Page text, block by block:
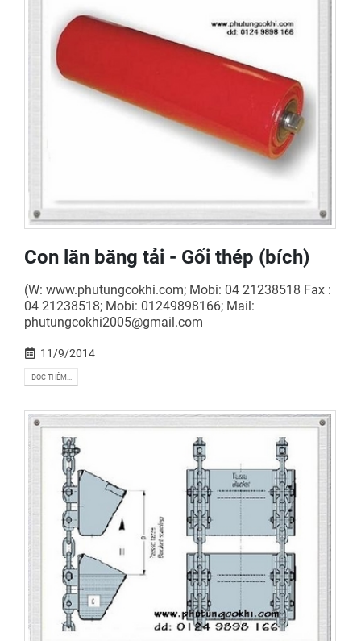
Con lăn băng tải - Gối thép (bích)
(W: www.phutungcokhi.com; Mobi: 04 21238518 Fax :
04 21238518; Mobi: 01249898166; Mail:
phutungcokhi2005@gmail.com
11/9/2014
ĐỌC THÊM...